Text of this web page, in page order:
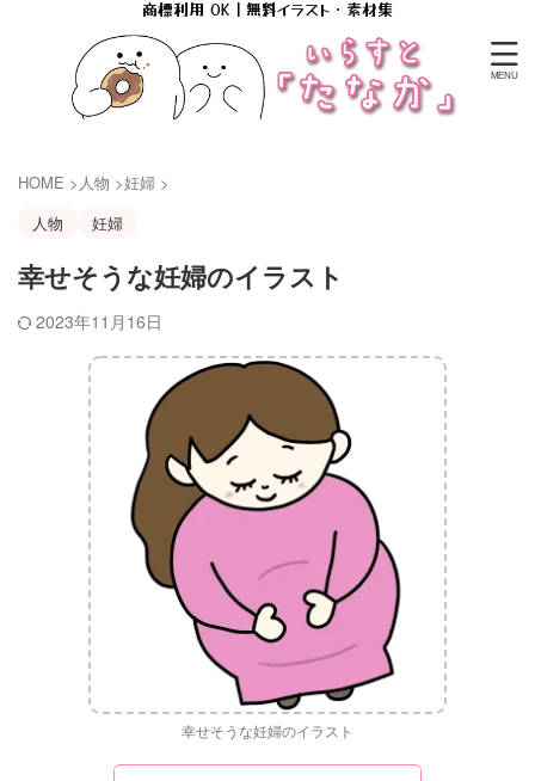
商標利用 OK｜無料イラスト・素材集
HOME > 人物 >妊婦 >
人物
妊婦
幸せそうな妊婦のイラスト
2023年11月16日
幸せそうな妊婦のイラスト